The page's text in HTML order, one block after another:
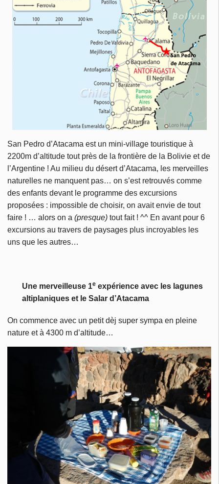
San Pedro d’Atacama est un mini-village touristique à
2200m d’altitude tout près de la frontière de la Bolivie et de
l’Argentine ! Au milieu du désert d’Atacama, les merveilles
naturelles ne manquent pas… on s’est retrouvés comme
des enfants devant le programme des excursions
proposées : impossible de choisir, on avait envie de tout
faire ! … alors on a (presque) tout fait ! ^^ En avant pour 6
excursions au travers de paysages plus incroyables les
uns que les autres…
Une merveilleuse 1e expérience avec les lagunes
altiplaniques et le Salar d’Atacama
On commence avec un petit dèj super sympa en pleine
nature et à 4300 m d’altitude…